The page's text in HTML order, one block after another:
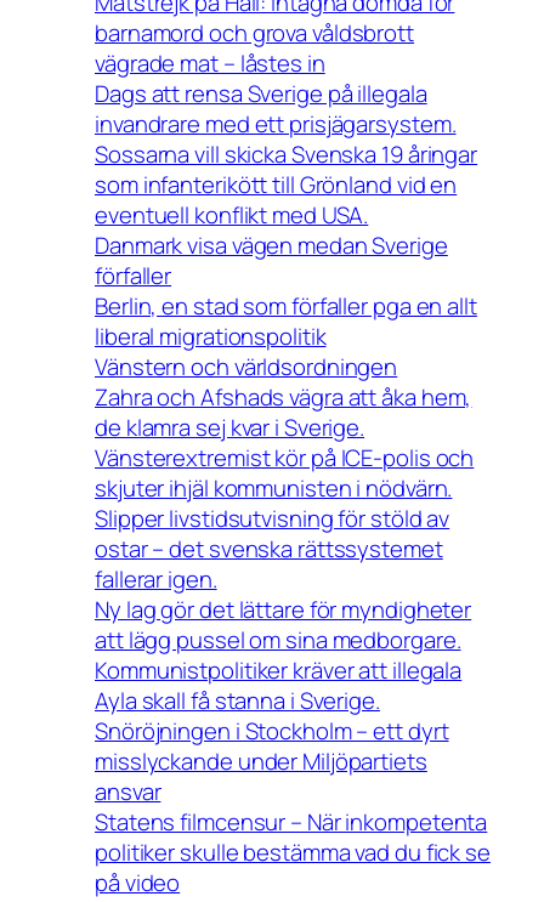
barnamord och grova våldsbrott
vägrade mat – låstes in
Dags att rensa Sverige på illegala
invandrare med ett prisjägarsystem.
Sossarna vill skicka Svenska 19 åringar
som infanterikött till Grönland vid en
eventuell konflikt med USA.
Danmark visa vägen medan Sverige
förfaller
Berlin, en stad som förfaller pga en allt
liberal migrationspolitik
Vänstern och världsordningen
Zahra och Afshads vägra att åka hem,
de klamra sej kvar i Sverige.
Vänsterextremist kör på ICE-polis och
skjuter ihjäl kommunisten i nödvärn.
Slipper livstidsutvisning för stöld av
ostar – det svenska rättssystemet
fallerar igen.
Ny lag gör det lättare för myndigheter
att lägg pussel om sina medborgare.
Kommunistpolitiker kräver att illegala
Ayla skall få stanna i Sverige.
Snöröjningen i Stockholm – ett dyrt
misslyckande under Miljöpartiets
ansvar
Statens filmcensur – När inkompetenta
politiker skulle bestämma vad du fick se
på video